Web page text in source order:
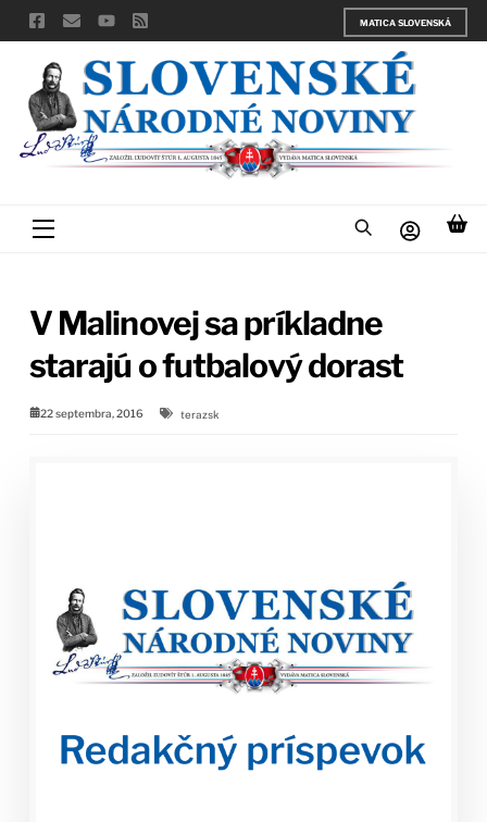
Skip
to
content
MATICA SLOVENSKÁ
Menu
V Malinovej sa príkladne
starajú o futbalový dorast
22 septembra, 2016 terazsk